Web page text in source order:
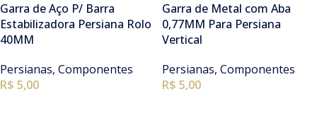
Garra de Aço P/ Barra
Estabilizadora Persiana Rolo
40MM
Persianas, Componentes
R$ 5,00
Garra de Metal com Aba
0,77MM Para Persiana
Vertical
Persianas, Componentes
R$ 5,00